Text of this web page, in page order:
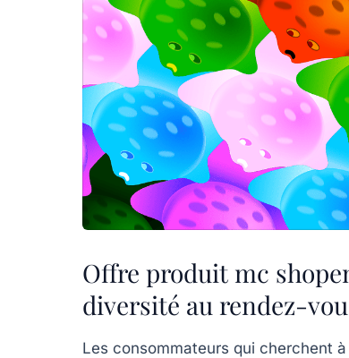
Offre produit mc
diversité au rendez-
Les consommateurs qui cherchent